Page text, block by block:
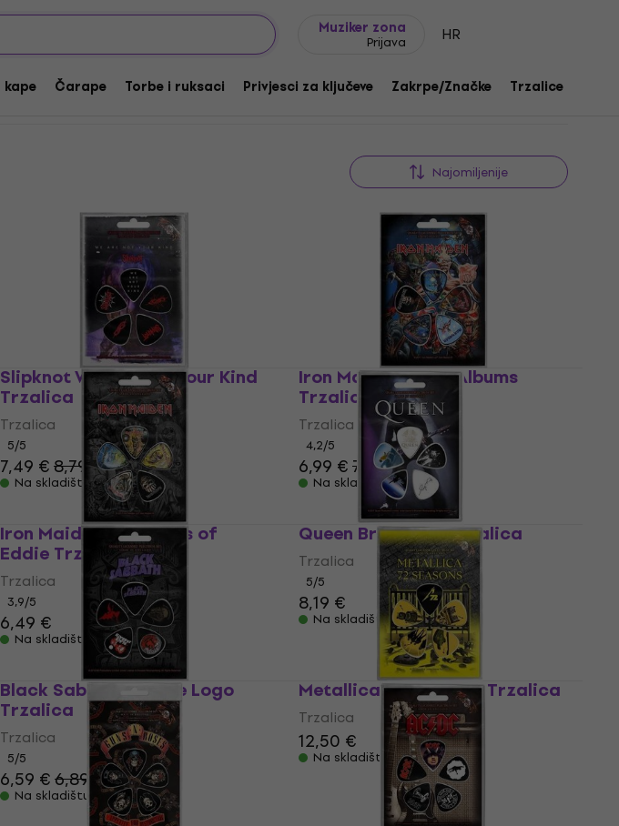
Muziker zona
Prijava HR
kape Čarape Torbe i ruksaci Privjesci za ključeve Zakrpe/Značke Trzalice
Najomiljenije
Slipknot We Are Not Your Kind
Trzalica
Trzalica
5/5
7,49 €8,79 €
Na skladištu
Iron Maiden Later Albums
Trzalica
Trzalica
4,2/5
6,99 €7,29 €
Na skladištu
Iron Maiden The Faces of
Eddie Trzalica
Trzalica
3,9/5
6,49 €
Na skladištu
Queen Brian May Trzalica
Trzalica
5/5
8,19 €
Na skladištu
Black Sabbath Purple Logo
Trzalica
Trzalica
5/5
6,59 €6,89 €
Na skladištu
Metallica 72 Seasons Trzalica
Trzalica
12,50 €
Na skladištu